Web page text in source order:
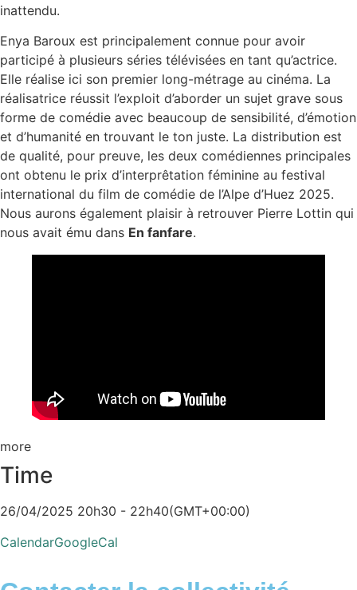
inattendu.
Enya Baroux est principalement connue pour avoir
participé à plusieurs séries télévisées en tant qu’actrice.
Elle réalise ici son premier long-métrage au cinéma. La
réalisatrice réussit l’exploit d’aborder un sujet grave sous
forme de comédie avec beaucoup de sensibilité, d’émotion
et d’humanité en trouvant le ton juste. La distribution est
de qualité, pour preuve, les deux comédiennes principales
ont obtenu le prix d’interprêtation féminine au festival
international du film de comédie de l’Alpe d’Huez 2025.
Nous aurons également plaisir à retrouver Pierre Lottin qui
nous avait ému dans En fanfare.
more
Time
26/04/2025 20h30 - 22h40(GMT+00:00)
CalendarGoogleCal